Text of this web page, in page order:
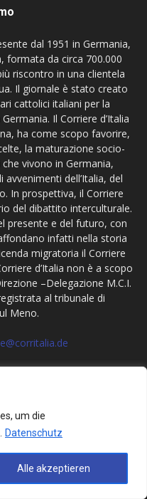
um die
Datenschutz
Alle akzeptieren
dal 1951 in Germania,
formata da circa 700.000
riscontro in una clientela
Il giornale è stato creato
cattolici italiani per la
Il Corriere d’Italia
ha come scopo favorire,
la maturazione socio-
vivono in Germania,
dell’Italia, del
In prospettiva, il Corriere
del dibattito interculturale.
presente e del futuro, con
infatti nella storia
migratoria il Corriere
d’Italia non è a scopo
–Delegazione M.C.I.
al tribunale di
Meno.